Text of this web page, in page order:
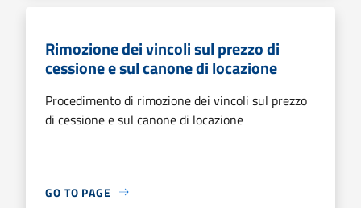
Rimozione dei vincoli sul prezzo di
cessione e sul canone di locazione
Procedimento di rimozione dei vincoli sul prezzo
di cessione e sul canone di locazione
GO TO PAGE